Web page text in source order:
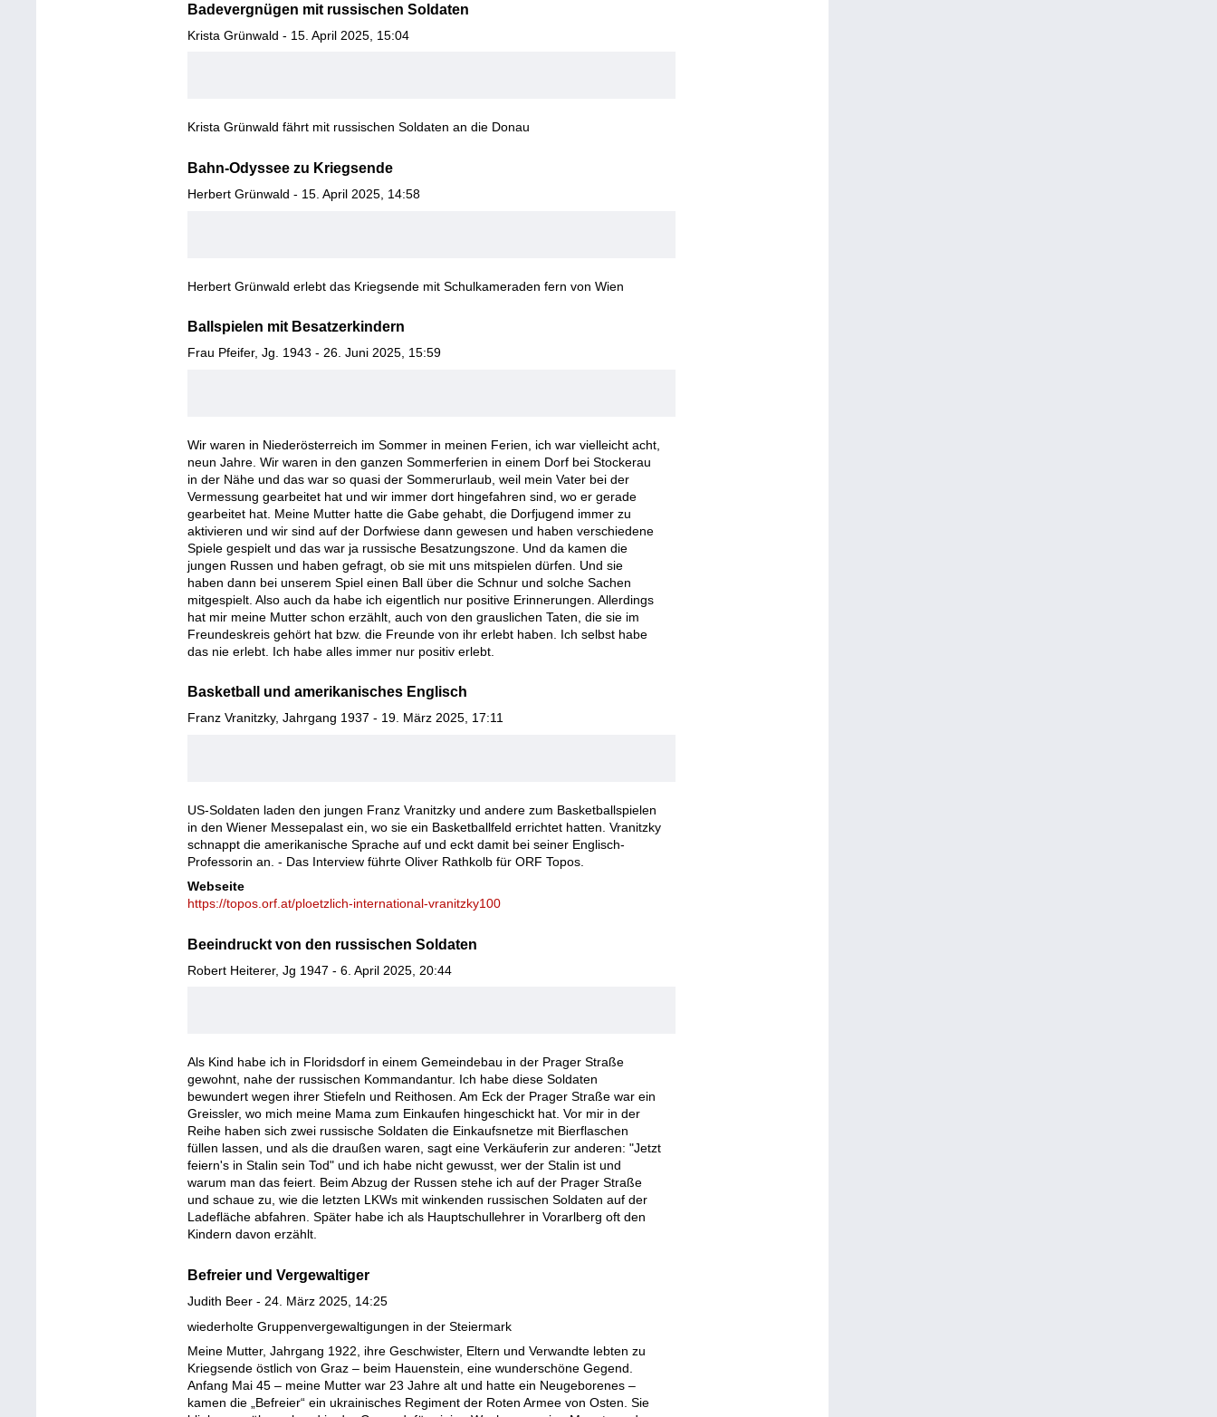
Badevergnügen mit russischen Soldaten
Krista Grünwald - 15. April 2025, 15:04
Krista Grünwald fährt mit russischen Soldaten an die Donau
Bahn-Odyssee zu Kriegsende
Herbert Grünwald - 15. April 2025, 14:58
Herbert Grünwald erlebt das Kriegsende mit Schulkameraden fern von Wien
Ballspielen mit Besatzerkindern
Frau Pfeifer, Jg. 1943 - 26. Juni 2025, 15:59
Wir waren in Niederösterreich im Sommer in meinen Ferien, ich war vielleicht acht,
neun Jahre. Wir waren in den ganzen Sommerferien in einem Dorf bei Stockerau
in der Nähe und das war so quasi der Sommerurlaub, weil mein Vater bei der
Vermessung gearbeitet hat und wir immer dort hingefahren sind, wo er gerade
gearbeitet hat. Meine Mutter hatte die Gabe gehabt, die Dorfjugend immer zu
aktivieren und wir sind auf der Dorfwiese dann gewesen und haben verschiedene
Spiele gespielt und das war ja russische Besatzungszone. Und da kamen die
jungen Russen und haben gefragt, ob sie mit uns mitspielen dürfen. Und sie
haben dann bei unserem Spiel einen Ball über die Schnur und solche Sachen
mitgespielt. Also auch da habe ich eigentlich nur positive Erinnerungen. Allerdings
hat mir meine Mutter schon erzählt, auch von den grauslichen Taten, die sie im
Freundeskreis gehört hat bzw. die Freunde von ihr erlebt haben. Ich selbst habe
das nie erlebt. Ich habe alles immer nur positiv erlebt.
Basketball und amerikanisches Englisch
Franz Vranitzky, Jahrgang 1937 - 19. März 2025, 17:11
US-Soldaten laden den jungen Franz Vranitzky und andere zum Basketballspielen
in den Wiener Messepalast ein, wo sie ein Basketballfeld errichtet hatten. Vranitzky
schnappt die amerikanische Sprache auf und eckt damit bei seiner Englisch-
Professorin an. - Das Interview führte Oliver Rathkolb für ORF Topos.
Webseite
https://topos.orf.at/ploetzlich-international-vranitzky100
Beeindruckt von den russischen Soldaten
Robert Heiterer, Jg 1947 - 6. April 2025, 20:44
Als Kind habe ich in Floridsdorf in einem Gemeindebau in der Prager Straße
gewohnt, nahe der russischen Kommandantur. Ich habe diese Soldaten
bewundert wegen ihrer Stiefeln und Reithosen. Am Eck der Prager Straße war ein
Greissler, wo mich meine Mama zum Einkaufen hingeschickt hat. Vor mir in der
Reihe haben sich zwei russische Soldaten die Einkaufsnetze mit Bierflaschen
füllen lassen, und als die draußen waren, sagt eine Verkäuferin zur anderen: "Jetzt
feiern's in Stalin sein Tod" und ich habe nicht gewusst, wer der Stalin ist und
warum man das feiert. Beim Abzug der Russen stehe ich auf der Prager Straße
und schaue zu, wie die letzten LKWs mit winkenden russischen Soldaten auf der
Ladefläche abfahren. Später habe ich als Hauptschullehrer in Vorarlberg oft den
Kindern davon erzählt.
Befreier und Vergewaltiger
Judith Beer - 24. März 2025, 14:25
wiederholte Gruppenvergewaltigungen in der Steiermark
Meine Mutter, Jahrgang 1922, ihre Geschwister, Eltern und Verwandte lebten zu
Kriegsende östlich von Graz – beim Hauenstein, eine wunderschöne Gegend.
Anfang Mai 45 – meine Mutter war 23 Jahre alt und hatte ein Neugeborenes –
kamen die „Befreier“ ein ukrainisches Regiment der Roten Armee von Osten. Sie